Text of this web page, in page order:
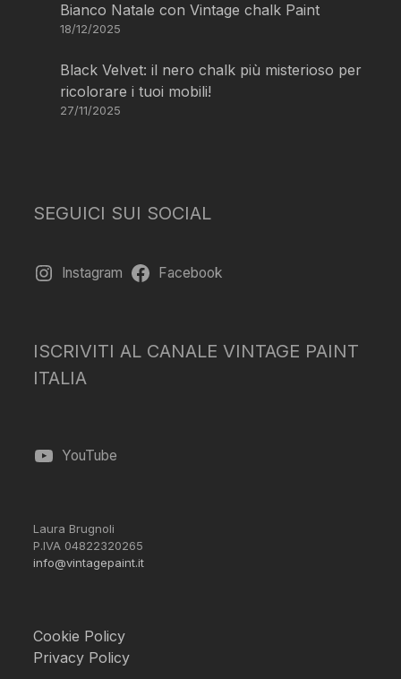
Bianco Natale con Vintage chalk Paint
18/12/2025
Black Velvet: il nero chalk più misterioso per
ricolorare i tuoi mobili!
27/11/2025
SEGUICI SUI SOCIAL
Instagram Facebook
ISCRIVITI AL CANALE VINTAGE PAINT
ITALIA
YouTube
Laura Brugnoli
P.IVA 04822320265
info@vintagepaint.it
Cookie Policy
Privacy Policy